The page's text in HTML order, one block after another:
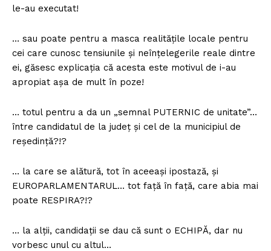
le-au executat!
… sau poate pentru a masca realitățile locale pentru
cei care cunosc tensiunile și neînțelegerile reale dintre
ei, găsesc explicația că acesta este motivul de i-au
apropiat așa de mult în poze!
… totul pentru a da un „semnal PUTERNIC de unitate”…
între candidatul de la județ și cel de la municipiul de
reședință?!?
… la care se alătură, tot în aceeași ipostază, și
EUROPARLAMENTARUL… tot față în față, care abia mai
poate RESPIRA?!?
… la alții, candidații se dau că sunt o ECHIPĂ, dar nu
vorbesc unul cu altul…